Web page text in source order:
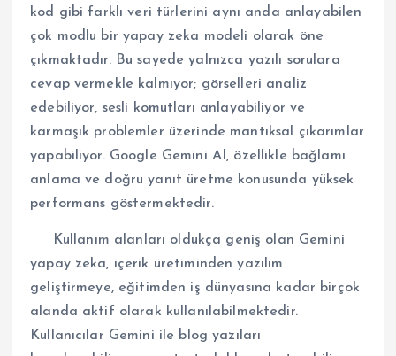
kod gibi farklı veri türlerini aynı anda anlayabilen
çok modlu bir yapay zeka modeli olarak öne
çıkmaktadır. Bu sayede yalnızca yazılı sorulara
cevap vermekle kalmıyor; görselleri analiz
edebiliyor, sesli komutları anlayabiliyor ve
karmaşık problemler üzerinde mantıksal çıkarımlar
yapabiliyor. Google Gemini AI, özellikle bağlamı
anlama ve doğru yanıt üretme konusunda yüksek
performans göstermektedir.
Kullanım alanları oldukça geniş olan Gemini
yapay zeka, içerik üretiminden yazılım
geliştirmeye, eğitimden iş dünyasına kadar birçok
alanda aktif olarak kullanılabilmektedir.
Kullanıcılar Gemini ile blog yazıları